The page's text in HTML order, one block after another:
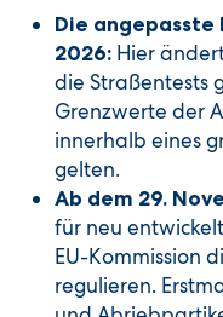
Die angepasste
2026: Hier
die Straßentests
Grenzwerte der
innerhalb eines
gelten.
Ab dem 29.
für neu
EU-Kommission
regulieren.